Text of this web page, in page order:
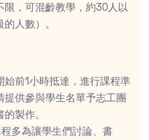
限，可混齡教學，約30人以
人數）。
始前1小時抵達，進行課程準
提供參與學生名單予志工團
製作。
多為讓學生們討論、書